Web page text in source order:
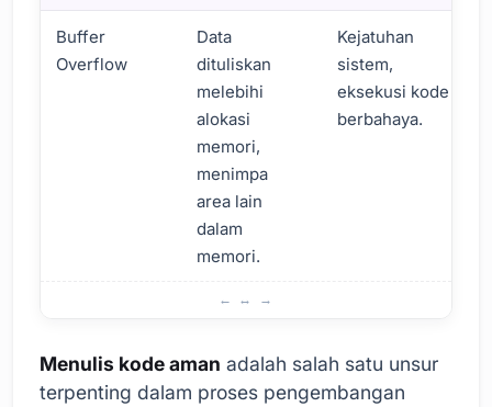
Buffer
Overflow
Data
dituliskan
melebihi
alokasi
memori,
menimpa
area lain
dalam
memori.
Kejatuhan
sistem,
eksekusi kode
berbahaya.
Menulis kode aman adalah salah satu unsur
terpenting dalam proses pengembangan